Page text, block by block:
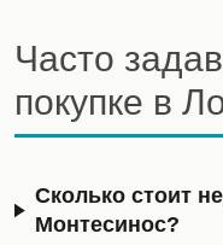
Часто
покупке в
Сколько стоит
Монтесинос?